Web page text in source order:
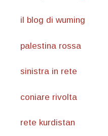
il blog di wuming
palestina rossa
sinistra in rete
coniare rivolta
rete kurdistan